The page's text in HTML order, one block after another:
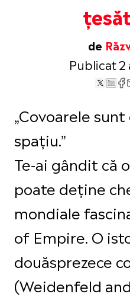
de
Publicat
„Covoarele
spațiu.”
Te-ai gândit că
poate deține
mondiale
of Empire. O
douăsprezece
(Weidenfeld